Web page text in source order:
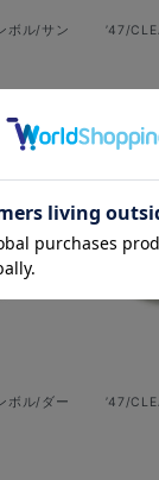
ボル/サン
’47/
ボル/ダー
’47/